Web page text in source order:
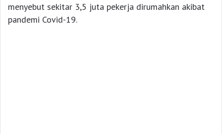
menyebut sekitar 3,5 juta pekerja dirumahkan akibat
pandemi Covid-19.